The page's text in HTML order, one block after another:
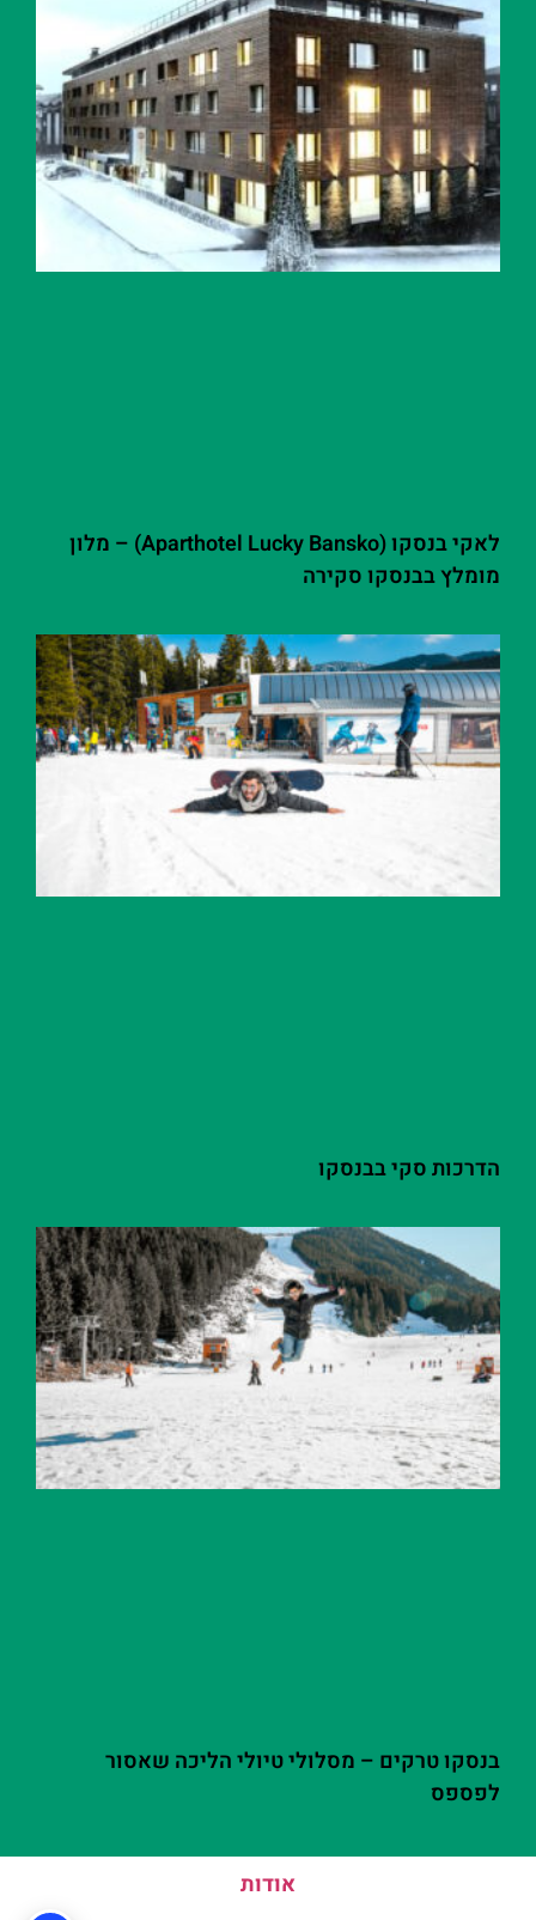
לאקי בנסקו (Aparthotel Lucky Bansko) – מלון
מומלץ בבנסקו סקירה
הדרכות סקי בבנסקו
בנסקו טרקים – מסלולי טיולי הליכה שאסור
לפספס
אודות